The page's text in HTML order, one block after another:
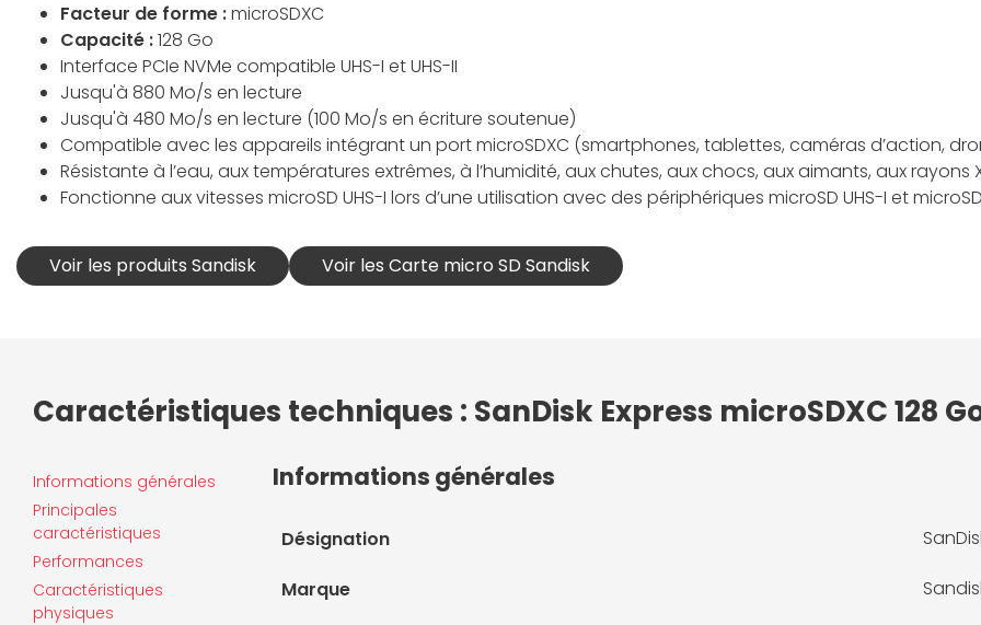
Facteur de forme :microSDXC
Capacité :128 Go
Interface PCIe NVMe compatible UHS-I et UHS-II
Jusqu'à 880 Mo/s en lecture
Jusqu'à 480 Mo/s en lecture (100 Mo/s en écriture soutenue)
Compatible avec les appareils intégrant un port microSDXC (smartphones, tablettes, caméras d’action,
Résistante à l’eau, aux températures extrêmes, à l’humidité, aux chutes, aux chocs, aux aimants, aux rayons
Fonctionne aux vitesses microSD UHS-I lors d’une utilisation avec des périphériques microSD UHS-I et microSD
Voir les produits Sandisk Voir les Carte micro SD Sandisk
Caractéristiques techniques : SanDisk Express microSDXC 128
Informations générales
Principales
caractéristiques
Performances
Caractéristiques
physiques
Informations générales
Désignation
Marque